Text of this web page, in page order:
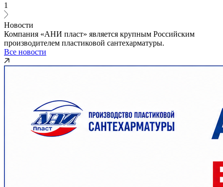
1
Новости
Компания «АНИ пласт» является крупным Российским
производителем пластиковой сантехарматуры.
Все новости